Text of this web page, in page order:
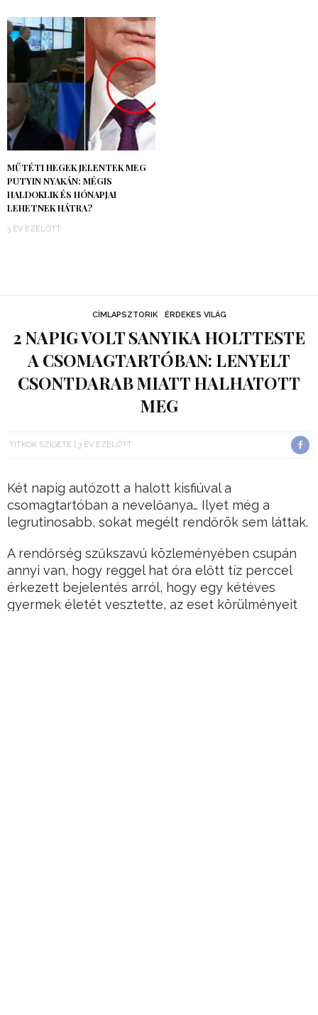
MŰTÉTI HEGEK JELENTEK MEG
PUTYIN NYAKÁN: MÉGIS
HALDOKLIK ÉS HÓNAPJAI
LEHETNEK HÁTRA?
3 ÉV EZELŐTT
CÍMLAPSZTORIK ÉRDEKES VILÁG
2 NAPIG VOLT SANYIKA HOLTTESTE
A CSOMAGTARTÓBAN: LENYELT
CSONTDARAB MIATT HALHATOTT
MEG
TITKOK SZIGETE 3 ÉV EZELŐTT
Két napig autózott a halott kisfiúval a
csomagtartóban a nevelőanya… Ilyet még a
legrutinosabb, sokat megélt rendőrök sem láttak.
A rendőrség szűkszavú közleményében csupán
annyi van, hogy reggel hat óra előtt tíz perccel
érkezett bejelentés arról, hogy egy kétéves
gyermek életét vesztette, az eset körülményeit